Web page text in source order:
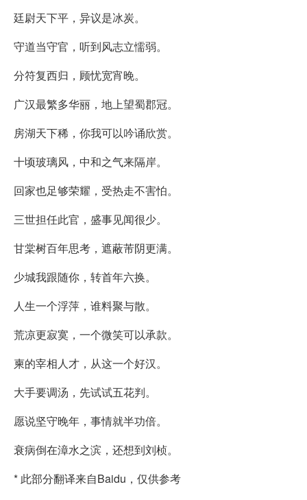
廷尉天下平，异议是冰炭。
守道当守官，听到风志立懦弱。
分符复西归，顾忧宽宵晚。
广汉最繁多华丽，地上望蜀郡冠。
房湖天下稀，你我可以吟诵欣赏。
十顷玻璃风，中和之气来隔岸。
回家也足够荣耀，受热走不害怕。
三世担任此官，盛事见闻很少。
甘棠树百年思考，遮蔽芾阴更满。
少城我跟随你，转首年六换。
人生一个浮萍，谁料聚与散。
荒凉更寂寞，一个微笑可以承款。
柬的宰相人才，从这一个好汉。
大手要调汤，先试试五花判。
愿说坚守晚年，事情就半功倍。
衰病倒在漳水之滨，还想到刘桢。
* 此部分翻译来自Baidu，仅供参考